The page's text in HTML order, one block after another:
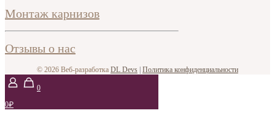
Монтаж карнизов
Отзывы о нас
© 2026 Веб-разработка DL Devs Политика конфиденциальности
0
0₽